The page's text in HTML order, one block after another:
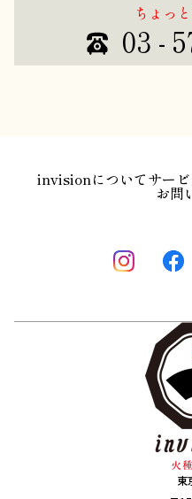
ちょっ
03 -
invisionについてサー
お問
東